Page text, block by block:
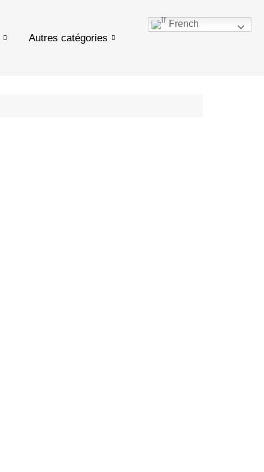
Autres catégories
French